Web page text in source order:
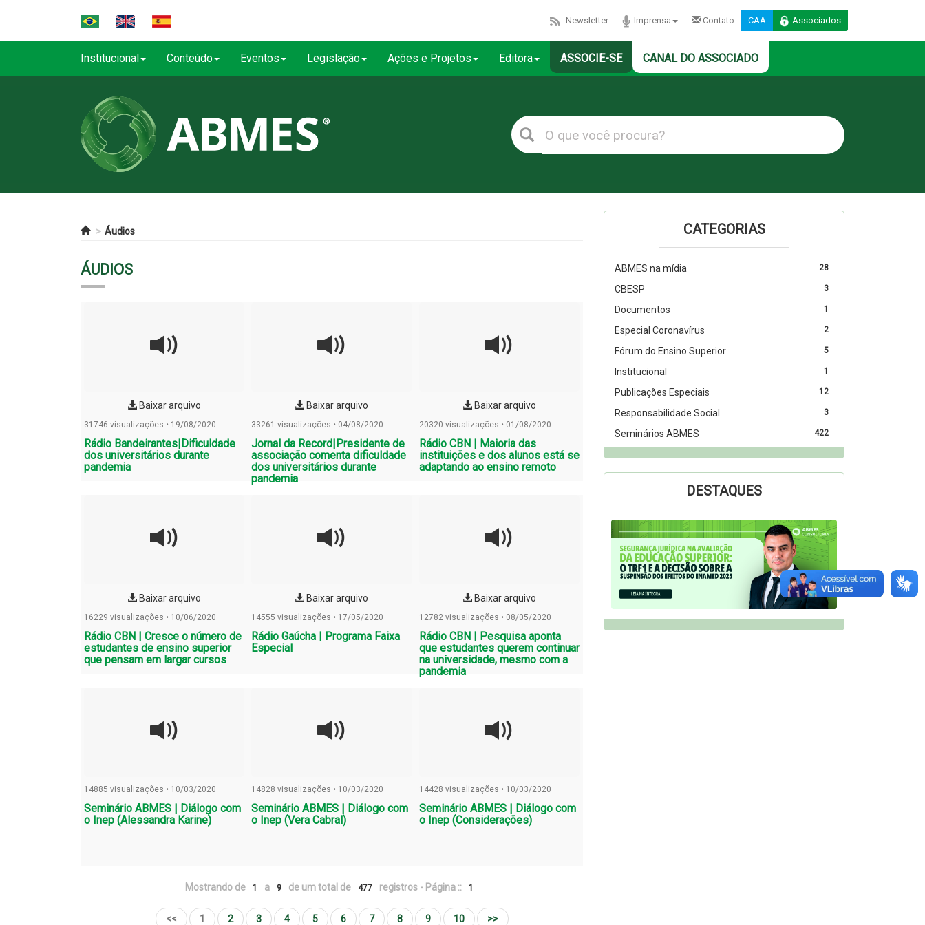
Newsletter Imprensa Contato CAA Associados
Institucional Conteúdo Eventos Legislação Ações e Projetos Editora ASSOCIE-SE CANAL DO ASSOCIADO
Áudios
ÁUDIOS
Baixar arquivo
31746 visualizações • 19/08/2020
Rádio Bandeirantes|Dificuldade
dos universitários durante
pandemia
Baixar arquivo
33261 visualizações • 04/08/2020
Jornal da Record|Presidente de
associação comenta dificuldade
dos universitários durante
pandemia
Baixar arquivo
20320 visualizações • 01/08/2020
Rádio CBN | Maioria das
instituições e dos alunos está se
adaptando ao ensino remoto
Baixar arquivo
16229 visualizações • 10/06/2020
Rádio CBN | Cresce o número de
estudantes de ensino superior
que pensam em largar cursos
Baixar arquivo
14555 visualizações • 17/05/2020
Rádio Gaúcha | Programa Faixa
Especial
Baixar arquivo
12782 visualizações • 08/05/2020
Rádio CBN | Pesquisa aponta
que estudantes querem continuar
na universidade, mesmo com a
pandemia
14885 visualizações • 10/03/2020
Seminário ABMES | Diálogo com
o Inep (Alessandra Karine)
14828 visualizações • 10/03/2020
Seminário ABMES | Diálogo com
o Inep (Vera Cabral)
14428 visualizações • 10/03/2020
Seminário ABMES | Diálogo com
o Inep (Considerações)
Mostrando de 1 a 9 de um total de 477 registros - Página :: 1
<< 1 2 3 4 5 6 7 8 9 10 >>
CATEGORIAS
28
ABMES na mídia
3
CBESP
1
Documentos
2
Especial Coronavírus
5
Fórum do Ensino Superior
1
Institucional
12
Publicações Especiais
3
Responsabilidade Social
422
Seminários ABMES
DESTAQUES